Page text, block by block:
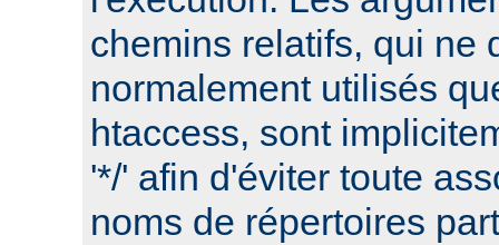
chemins relatifs, qui ne
normalement utilisés
htaccess, sont
'*/' afin d'éviter toute
noms de répertoires